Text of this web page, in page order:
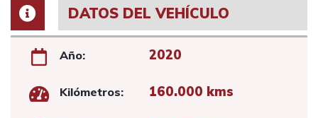
DATOS DEL VEHÍCULO
Año: 2020
Kilómetros: 160.000 kms